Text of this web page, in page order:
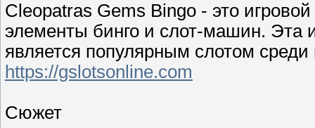
Cleopatras Gems Bingo - это
элементы бинго и слот-машин. Эта
является популярным слотом
https://gslotsonline.com
Сюжет